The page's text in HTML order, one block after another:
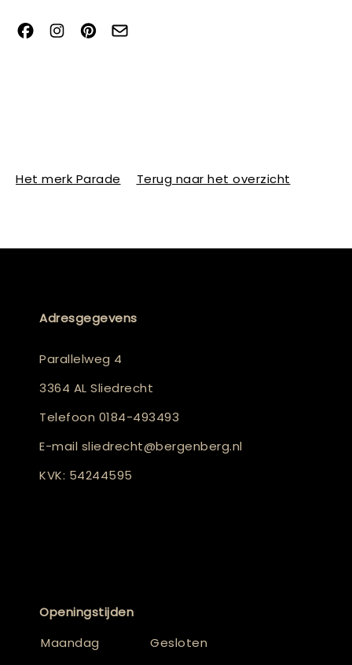
Het merk Parade Terug naar het overzicht
Adresgegevens
Parallelweg 4
3364 AL Sliedrecht
Telefoon 0184-493493
E-mail sliedrecht@bergenberg.nl
KVK: 54244595
Openingstijden
Maandag
Gesloten